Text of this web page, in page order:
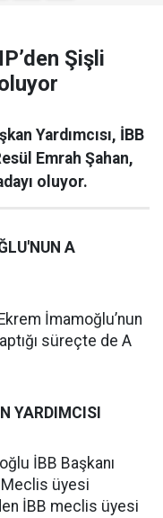
Şişli
Yardımcısı, İBB
Emrah Şahan,
oluyor.
A
İmamoğlu’nun
süreçte de A
YARDIMCISI
İBB Başkanı
üyesi
İBB meclis üyesi